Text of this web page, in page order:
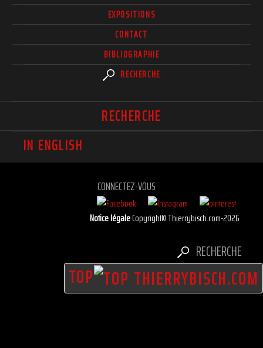
EXPOSITIONS
CONTACT
BIBLIOGRAPHIE
RECHERCHE
RECHERCHE
IN ENGLISH
CONNECTEZ-VOUS
Notice légaleCopyright© Thierrybisch.com-2026
RECHERCHE
TOP